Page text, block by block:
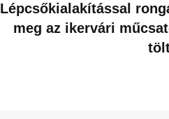
Lépcsőkialakítással
meg az ikervári